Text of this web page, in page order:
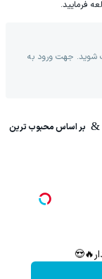
فرمایید.
شوید. جهت ورود به
بر اساس محبوب ترین